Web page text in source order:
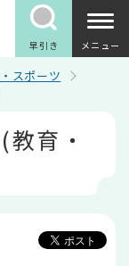
早引き メニュー
スポーツ
育・